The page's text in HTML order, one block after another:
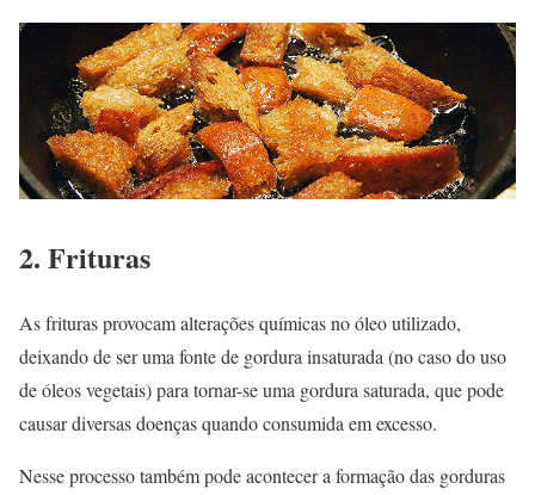
2. Frituras
As frituras provocam alterações químicas no óleo utilizado,
deixando de ser uma fonte de gordura insaturada (no caso do uso
de óleos vegetais) para tornar-se uma gordura saturada, que pode
causar diversas doenças quando consumida em excesso.
Nesse processo também pode acontecer a formação das gorduras